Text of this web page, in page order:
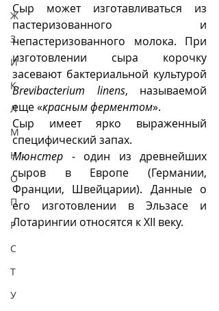
Ж
З
И
К
Л
М
Н
О
П
Р
С
Т
У
Сыр может изготавливаться из
пастеризованного и
непастеризованного молока. При
изготовлении сыра корочку
Brevibacterium linens, называемой
еще «красным ферментом».
Сыр имеет ярко выраженный
специфический запах.
Мюнстер - один из древнейших
сыров в Европе (Германии,
Франции, Швейцарии). Данные о
его изготовлении в Эльзасе и
Лотарингии относятся к XII веку.